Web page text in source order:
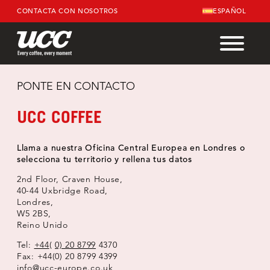
CONTACTA CON NOSOTROS ESPAÑOL
PONTE EN CONTACTO
UCC COFFEE
Llama a nuestra Oficina Central Europea en Londres o
selecciona tu territorio y rellena tus datos
2nd Floor, Craven House,
40-44 Uxbridge Road,
Londres,
W5 2BS,
Reino Unido
Tel: +44(0) 20 8799 4370
Fax: +44(0) 20 8799 4399
info@ucc-europe.co.uk